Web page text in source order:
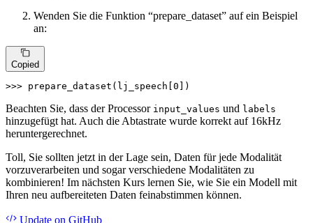
Wenden Sie die Funktion “prepare_dataset” auf ein Beispiel
an:
Copied
>>> prepare_dataset(lj_speech[ 0 ])
Beachten Sie, dass der Processor input_values und labels
hinzugefügt hat. Auch die Abtastrate wurde korrekt auf 16kHz
heruntergerechnet.
Toll, Sie sollten jetzt in der Lage sein, Daten für jede Modalität
vorzuverarbeiten und sogar verschiedene Modalitäten zu
kombinieren! Im nächsten Kurs lernen Sie, wie Sie ein Modell mit
Ihren neu aufbereiteten Daten feinabstimmen können.
Update on GitHub